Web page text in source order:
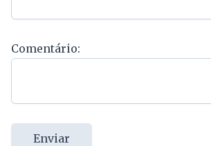
Comentário:
Enviar